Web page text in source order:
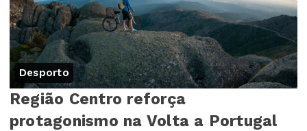
Desporto
Região Centro reforça
protagonismo na Volta a Portugal